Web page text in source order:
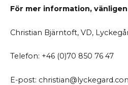
För mer information,
Christian Bjärntoft, VD,
Telefon: +46 (0)70 850 76 47
E-post: